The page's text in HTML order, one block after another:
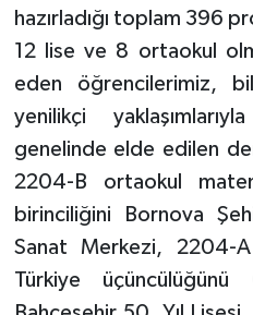
hazırladığı toplam 396
12 lise ve 8 ortaokul
eden öğrencilerimiz,
yenilikçi
genelinde elde edilen
2204-B ortaokul
birinciliğini Bornova
Sanat Merkezi, 2204-
Türkiye